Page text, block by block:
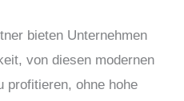
bieten Unternehmen
von diesen modernen
profitieren, ohne hohe